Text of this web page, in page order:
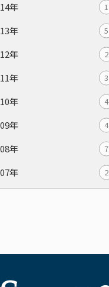
年 1
年 5
年 2
年 3
年 4
年 4
年 7
年 2